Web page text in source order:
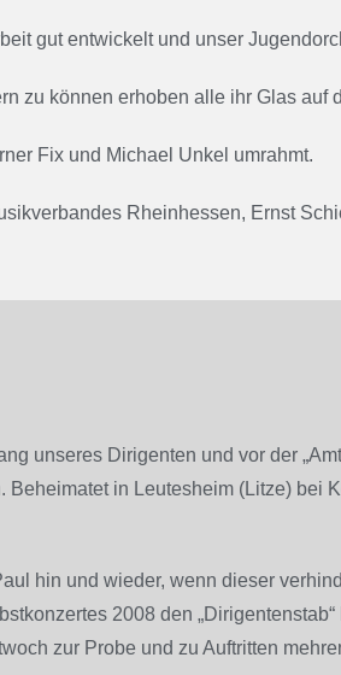
gut entwickelt und unser
zu können erhoben alle ihr Glas auf
Fix und Michael Unkel umrahmt.
Rheinhessen, Ernst
unseres Dirigenten und vor der
in Leutesheim (Litze) bei
hin und wieder, wenn dieser
2008 den
zur Probe und zu Auftritten